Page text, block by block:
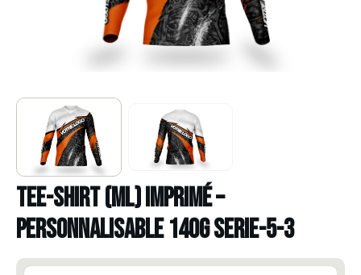
TEE-SHIRT (ML) IMPRIMÉ –
PERSONNALISABLE 140g serie-5-3